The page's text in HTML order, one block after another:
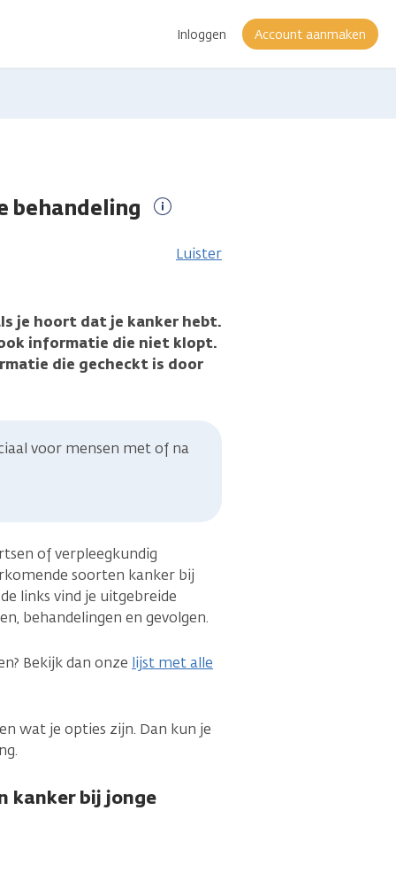
Inloggen Account aanmaken
behandeling
informatie
Luister
je hoort dat je kanker hebt.
informatie die niet klopt.
die gecheckt is door
voor mensen met of na
of verpleegkundig
soorten kanker bij
links vind je uitgebreide
behandelingen en gevolgen.
Bekijk dan onze lijst met alle
wat je opties zijn. Dan kun je
kanker bij jonge